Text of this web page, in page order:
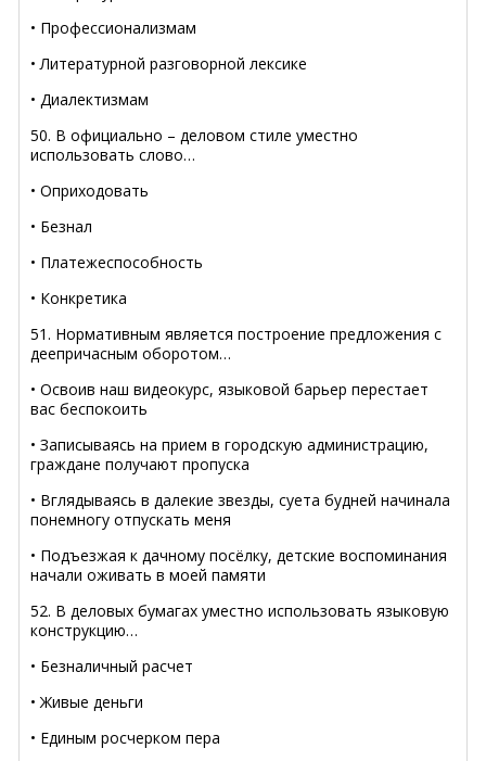
• Профессионализмам
• Литературной разговорной лексике
• Диалектизмам
50. В официально – деловом стиле уместно
использовать слово…
• Оприходовать
• Безнал
• Платежеспособность
• Конкретика
51. Нормативным является построение предложения с
деепричасным оборотом…
• Освоив наш видеокурс, языковой барьер перестает
вас беспокоить
• Записываясь на прием в городскую администрацию,
граждане получают пропуска
• Вглядываясь в далекие звезды, суета будней начинала
понемногу отпускать меня
• Подъезжая к дачному посёлку, детские воспоминания
начали оживать в моей памяти
52. В деловых бумагах уместно использовать языковую
конструкцию…
• Безналичный расчет
• Живые деньги
• Единым росчерком пера